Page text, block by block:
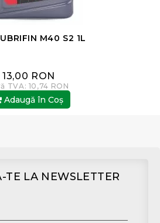
M40 S2 1L
13,00 RON
TVA: 10,74 RON
Adaugă în Coş
TE LA NEWSLETTER